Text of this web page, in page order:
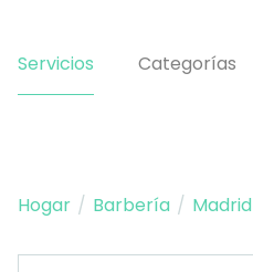
Servicios Categorías
Hogar / Barbería / Madrid